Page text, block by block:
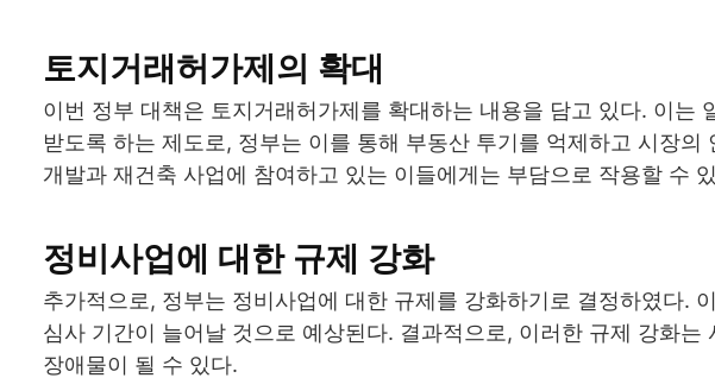
토지거래허가제의 확대
이번 정부 대책은 토지거래허가제를 확대하는 내용을 담고 있다. 이는
받도록 하는 제도로, 정부는 이를 통해 부동산 투기를 억제하고 시장
개발과 재건축 사업에 참여하고 있는 이들에게는 부담으로 작용할 수
정비사업에 대한 규제 강화
추가적으로, 정부는 정비사업에 대한 규제를 강화하기로 결정하였다.
심사 기간이 늘어날 것으로 예상된다. 결과적으로, 이러한 규제 강화
장애물이 될 수 있다.